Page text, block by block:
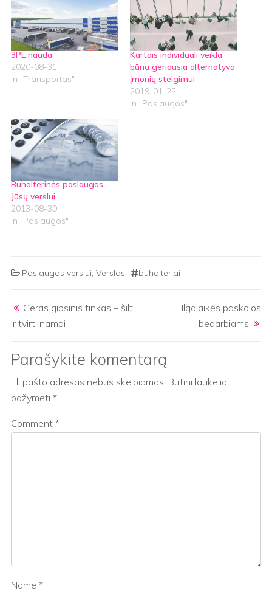
3PL nauda
2020-08-31
In "Transportas"
Kartais individuali veikla
būna geriausia alternatyva
įmonių steigimui
2019-01-25
In "Paslaugos"
Buhalterinės paslaugos
Jūsų verslui
2013-08-30
In "Paslaugos"
Paslaugos verslui, Verslas buhalteriai
Geras gipsinis tinkas – šilti
ir tvirti namai
Ilgalaikės paskolos
bedarbiams
Parašykite komentarą
El. pašto adresas nebus skelbiamas. Būtini laukeliai
pažymėti *
Comment *
Name *